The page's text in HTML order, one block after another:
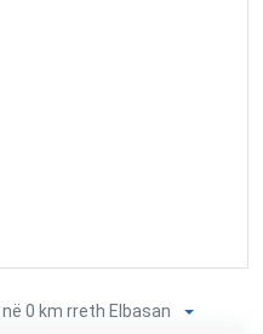
0 km rreth Elbasan